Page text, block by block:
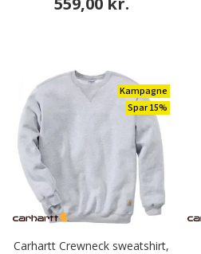
Kampagne
Spar 15%
Carhartt Crewneck sweatshirt,